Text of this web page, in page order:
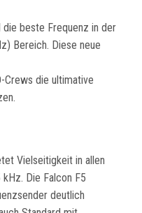
die beste Frequenz in der
Bereich. Diese neue
Crews die ultimative
Vielseitigkeit in allen
Die Falcon F5
deutlich